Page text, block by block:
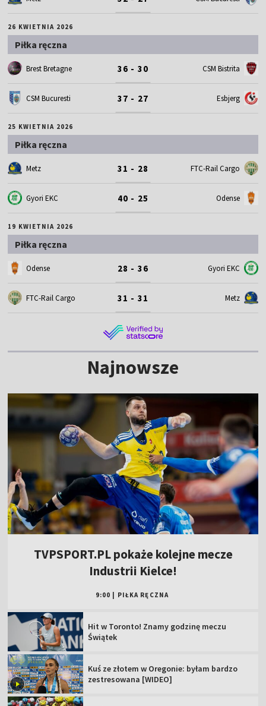
26 KWIETNIA 2026
Piłka ręczna
Brest Bretagne 36 - 30 CSM Bistrita
CSM Bucuresti 37 - 27 Esbjerg
25 KWIETNIA 2026
Piłka ręczna
Metz 31 - 28 FTC-Rail Cargo
Gyori EKC 40 - 25 Odense
19 KWIETNIA 2026
Piłka ręczna
Odense 28 - 36 Gyori EKC
FTC-Rail Cargo 31 - 31 Metz
Najnowsze
TVPSPORT.PL pokaże kolejne mecze
Industrii Kielce!
9:00 PIŁKA RĘCZNA
Hit w Toronto! Znamy godzinę meczu
Świątek
Kuś ze złotem w Oregonie: byłam bardzo
zestresowana [WIDEO]